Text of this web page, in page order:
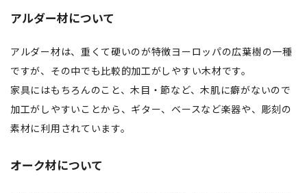
アルダー材について
アルダー材は、重くて硬いのが特徴ヨーロッパの広葉樹の一種
ですが、その中でも比較的加工がしやすい木材です。
家具にはもちろんのこと、木目・節など、木肌に癖がないので
加工がしやすいことから、ギター、ベースなど楽器や、彫刻の
素材に利用されています。
オーク材について